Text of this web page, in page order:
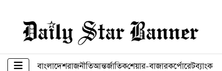
বাংলাদেশরাজনীতিআন্তর্জাতিকশেয়ার-বাজারকর্পোরেটব্যাংক